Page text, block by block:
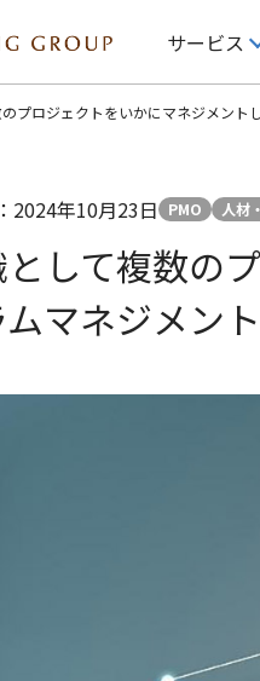
サービス
経営戦略
業務改善・組織
IRニュース
IRライブラリ 一覧
プロジェクトをいかにマネジメン
2024年10月23日 PMO 人材
して複数の
マネジメン